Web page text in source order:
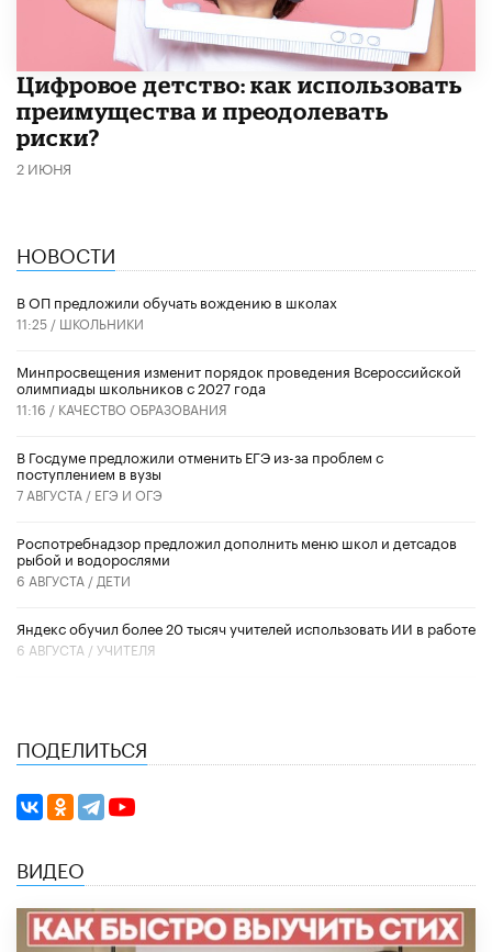
​Цифровое детство: как использовать
преимущества и преодолевать
риски?
2 ИЮНЯ
НОВОСТИ
В ОП предложили обучать вождению в школах
11:25 / ШКОЛЬНИКИ
Минпросвещения изменит порядок проведения Всероссийской
олимпиады школьников с 2027 года
11:16 / КАЧЕСТВО ОБРАЗОВАНИЯ
В Госдуме предложили отменить ЕГЭ из-за проблем с
поступлением в вузы
7 АВГУСТА / ЕГЭ И ОГЭ
Роспотребнадзор предложил дополнить меню школ и детсадов
рыбой и водорослями
6 АВГУСТА / ДЕТИ
​Яндекс обучил более 20 тысяч учителей использовать ИИ в работе
6 АВГУСТА /УЧИТЕЛЯ
ПОДЕЛИТЬСЯ
ВИДЕО